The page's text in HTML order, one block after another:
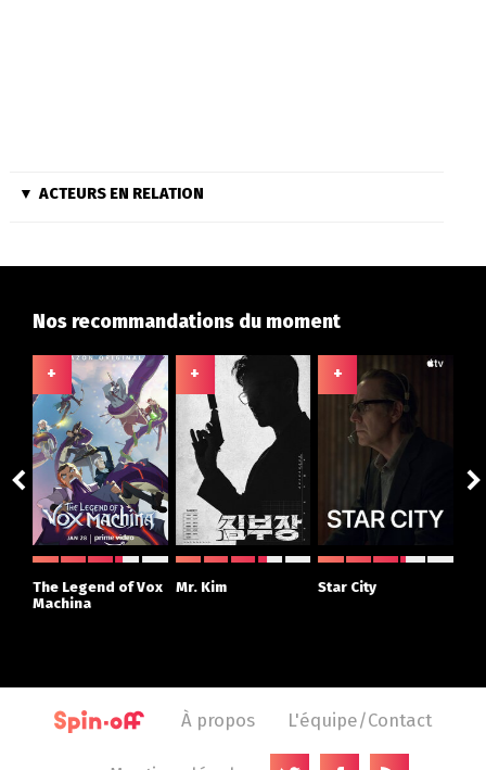
ACTEURS EN RELATION
Nos recommandations du moment
+
The Legend of Vox
Machina
+
Mr. Kim
+
Star City
À propos L'équipe/Contact